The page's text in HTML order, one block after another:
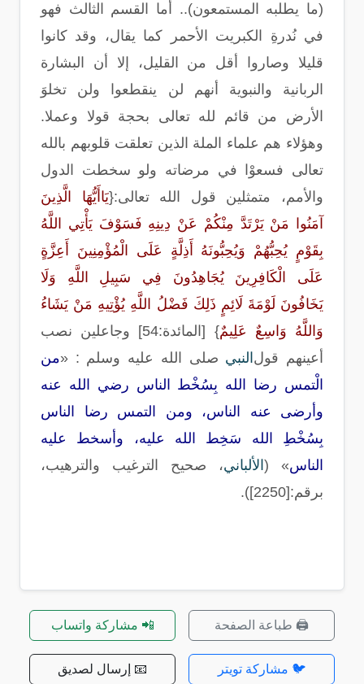
(ما يطلبه المستمعون).. أما القسم الثالث فهو
في نُدرةِ الكبريت الأحمر كما يقال، وقد كانوا
قليلا وصاروا أقل من القليل، إلا أن البشارة
الربانية والنبوية أنهم لن ينقطعوا ولن تخلوَ
الأرض من قائم لله تعالى بحجة قولا وعملا.
وهؤلاء هم علماء الملة الذين تعلقت قلوبهم بالله
تعالى فسعوْا في مرضاته ولو سخطت الدول
والأمم، متمثلين قول الله تعالى:{يَاأَيُّهَا الَّذِينَ
آمَنُوا مَنْ يَرْتَدَّ مِنْكُمْ عَنْ دِينِهِ فَسَوْفَ يَأْتِي اللَّهُ
بِقَوْمٍ يُحِبُّهُمْ وَيُحِبُّونَهُ أَذِلَّةٍ عَلَى الْمُؤْمِنِينَ أَعِزَّةٍ
عَلَى الْكَافِرِينَ يُجَاهِدُونَ فِي سَبِيلِ اللَّهِ وَلَا
يَخَافُونَ لَوْمَةَ لَائِمٍ ذَلِكَ فَضْلُ اللَّهِ يُؤْتِيهِ مَنْ يَشَاءُ
وَاللَّهُ وَاسِعٌ عَلِيمٌ} [
المائدة:54] وجاعلين نصب
أعينهم قول النبي صلى الله عليه وسلم : «من
الْتمس رضا الله بِسُخْط الناس رضي الله عنه
وأرضى عنه الناس، ومن التمس رضا الناس
بِسُخْطِ الله سَخِط الله عليه، وأسخط عليه
الناس» ( الألباني، صحيح الترغيب والترهيب،
برقم:[
2250
]).
🖨️ طباعة الصفحة 📲 مشاركة واتساب
🐦 مشاركة تويتر 📧 إرسال لصديق